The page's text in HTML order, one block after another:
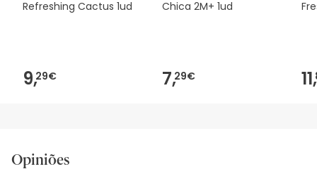
Refreshing Cactus 1ud
9,29€
Chica 2M+ 1ud
7,29€ 11,
Opiniões